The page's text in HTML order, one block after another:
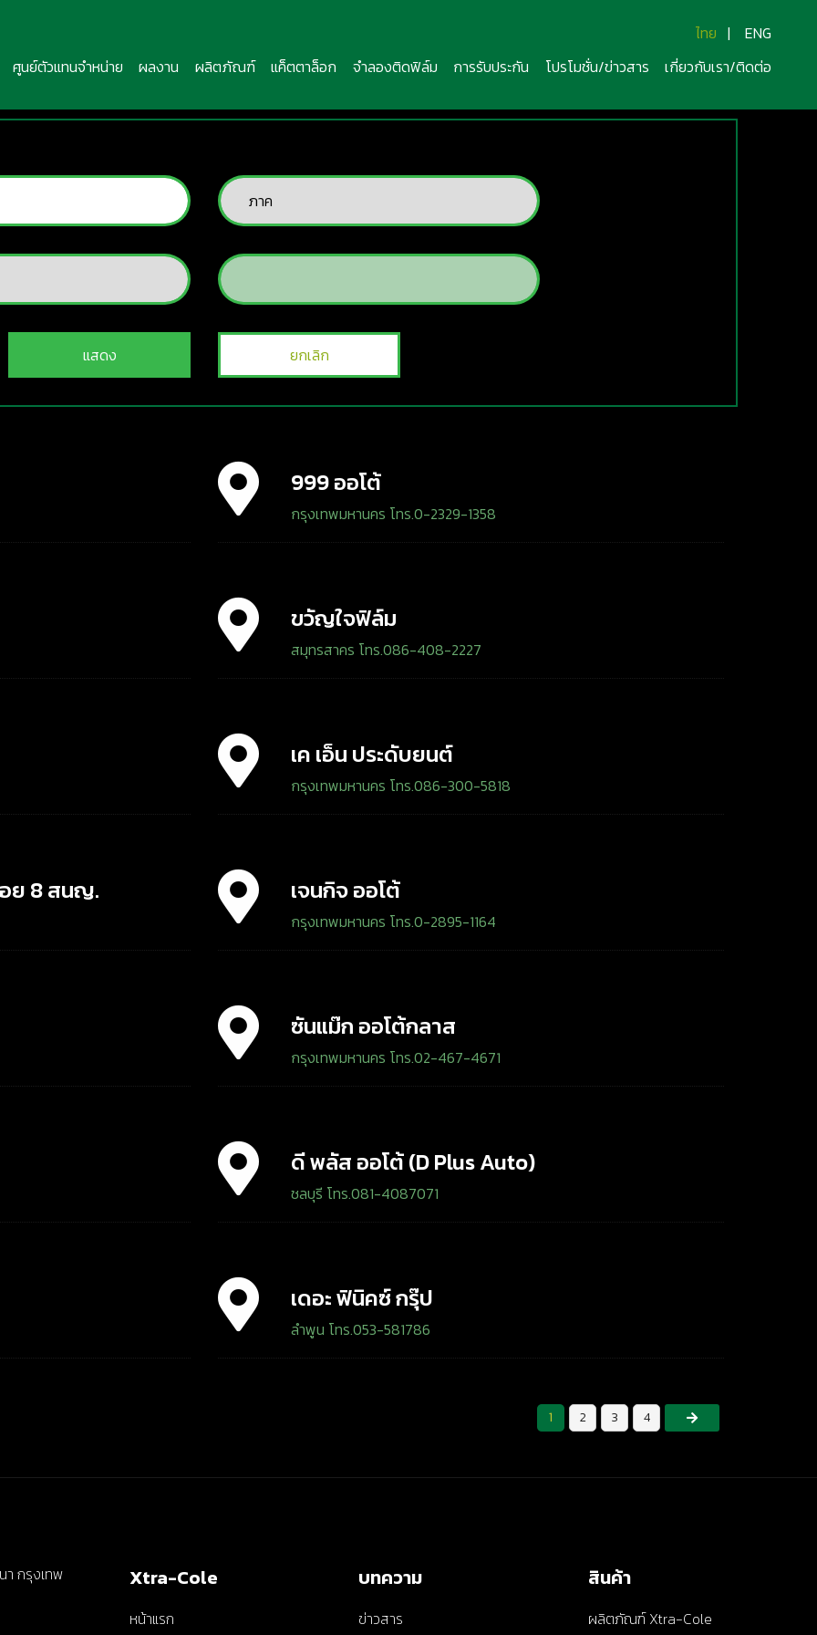
ไทย |
ENG
ศูนย์ตัวแทนจำหน่าย
ผลงาน ผลิตภัณฑ์ แค็ตตาล็อก จำลองติดฟิล์ม การรับประกัน โปรโมชั่น/ข่าวสาร เกี่ยวกับเรา/ติดต่อ
แสดง ยกเลิก
999 ออโต้
กรุงเทพมหานคร โทร.0-2329-1358
ขวัญใจฟิล์ม
สมุทรสาคร โทร.086-408-2227
เค เอ็น ประดับยนต์
กรุงเทพมหานคร โทร.086-300-5818
อย 8 สนญ. เจนกิจ ออโต้
กรุงเทพมหานคร โทร.0-2895-1164
ซันแม๊ก ออโต้กลาส
กรุงเทพมหานคร โทร.02-467-4671
ดี พลัส ออโต้ (D Plus Auto)
ชลบุรี โทร.081-4087071
เดอะ ฟินิคซ์ กรุ๊ป
ลำพูน โทร.053-581786
1 2 3 4
กรุงเทพ Xtra-Cole
หน้าแรก
บทความ
ข่าวสาร
สินค้า
ผลิตภัณฑ์ Xtra-Cole